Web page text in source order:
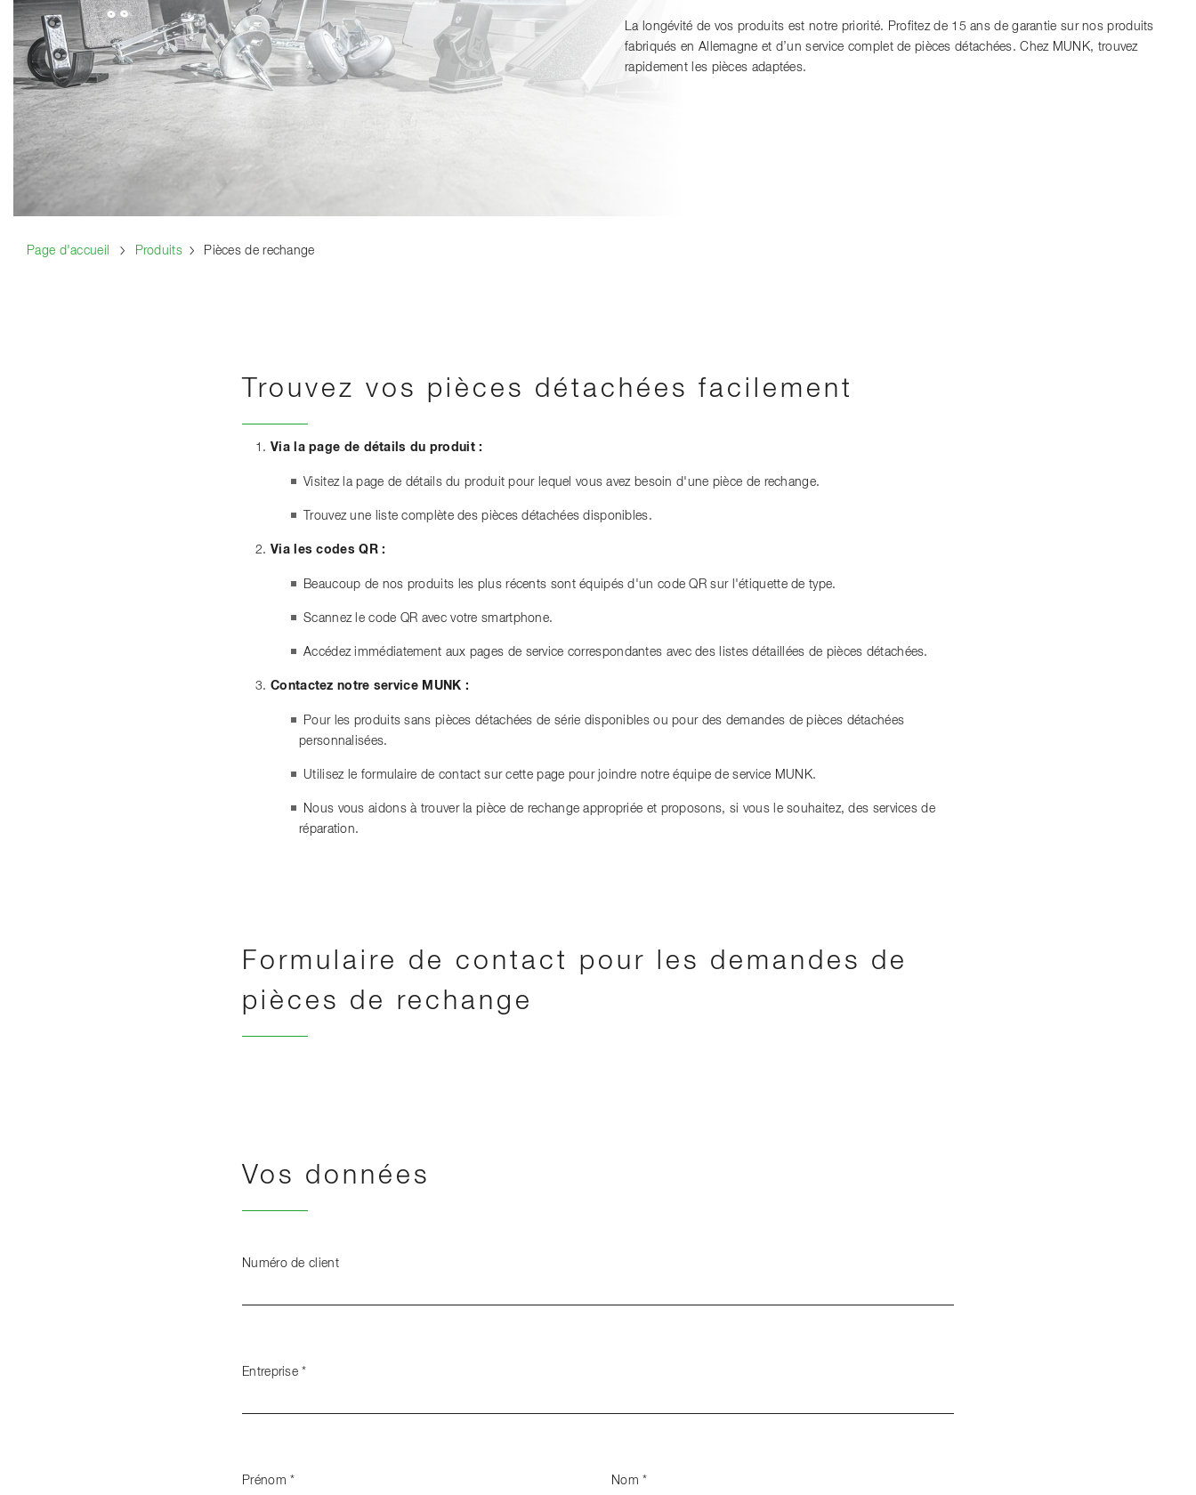
La longévité de vos produits est notre priorité. Profitez de 15 ans de garantie sur nos produits
fabriqués en Allemagne et d’un service complet de pièces détachées. Chez MUNK, trouvez
rapidement les pièces adaptées.
Page d'accueil Produits Pièces de rechange
Trouvez vos pièces détachées facilement
Via la page de détails du produit :
Visitez la page de détails du produit pour lequel vous avez besoin d'une pièce de rechange.
Trouvez une liste complète des pièces détachées disponibles.
Via les codes QR :
Beaucoup de nos produits les plus récents sont équipés d'un code QR sur l'étiquette de type.
Scannez le code QR avec votre smartphone.
Accédez immédiatement aux pages de service correspondantes avec des listes détaillées de pièces détachées.
Contactez notre service MUNK :
Pour les produits sans pièces détachées de série disponibles ou pour des demandes de pièces détachées
personnalisées.
Utilisez le formulaire de contact sur cette page pour joindre notre équipe de service MUNK.
Nous vous aidons à trouver la pièce de rechange appropriée et proposons, si vous le souhaitez, des services de
réparation.
Formulaire de contact pour les demandes de
pièces de rechange
Vos données
Numéro de client
Entreprise*
Prénom* Nom*